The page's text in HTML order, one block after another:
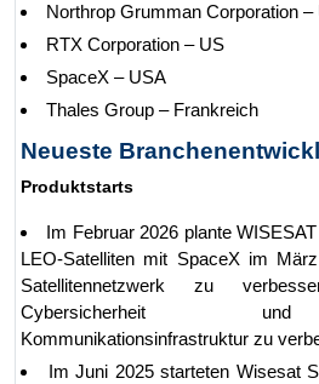
Northrop Grumman Corporation –
RTX Corporation – US
SpaceX – USA
Thales Group – Frankreich
Neueste
Produktstarts
Im Februar 2026 plante
LEO-Satelliten mit SpaceX im
Satellitennetzwerk zu
Cybersicherheit und
Kommunikationsinfrastruktur zu
Im Juni 2025 starteten Wisesat